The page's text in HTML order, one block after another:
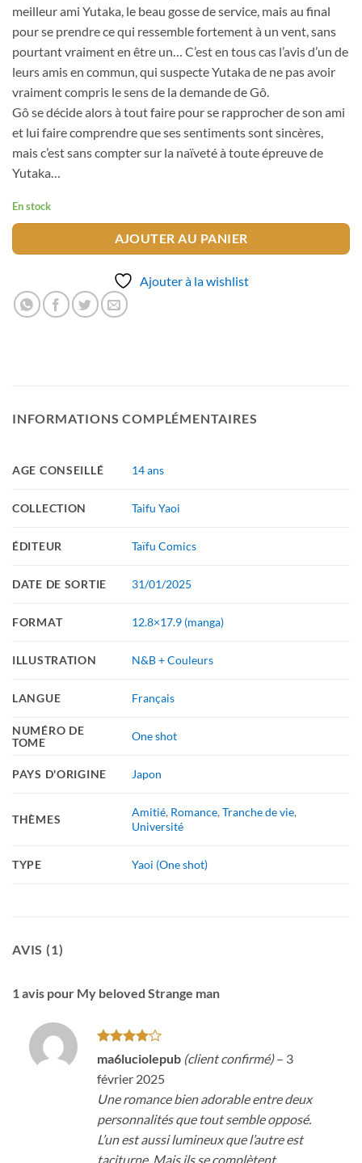
meilleur ami Yutaka, le beau gosse de service, mais au final
pour se prendre ce qui ressemble fortement à un vent, sans
pourtant vraiment en être un… C’est en tous cas l’avis d’un de
leurs amis en commun, qui suspecte Yutaka de ne pas avoir
vraiment compris le sens de la demande de Gô.
Gô se décide alors à tout faire pour se rapprocher de son ami
et lui faire comprendre que ses sentiments sont sincères,
mais c’est sans compter sur la naïveté à toute épreuve de
Yutaka…
En stock
AJOUTER AU PANIER
Ajouter à la wishlist
INFORMATIONS COMPLÉMENTAIRES
AGE CONSEILLÉ 14 ans
COLLECTION Taifu Yaoi
ÉDITEUR Taïfu Comics
DATE DE SORTIE 31/01/2025
FORMAT 12.8×17.9 (manga)
ILLUSTRATION N&B + Couleurs
LANGUE Français
NUMÉRO DE
TOME
One shot
PAYS D'ORIGINE Japon
THÈMES
Amitié, Romance,Tranche de vie,
Université
TYPE Yaoi (One shot)
AVIS (1)
1 avis pour My beloved Strange man
Note4
sur 5
ma6luciolepub (client confirmé) – 3
février 2025
Une romance bien adorable entre deux
personnalités que tout semble opposé.
L’un est aussi lumineux que l’autre est
taciturne. Mais ils se complètent